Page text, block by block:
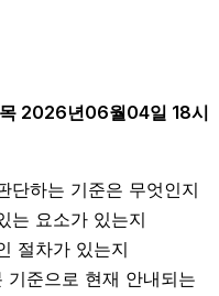
2026년06월04일 18시
단하는 기준은 무엇인지
는 요소가 있는지
절차가 있는지
준으로 현재 안내되는